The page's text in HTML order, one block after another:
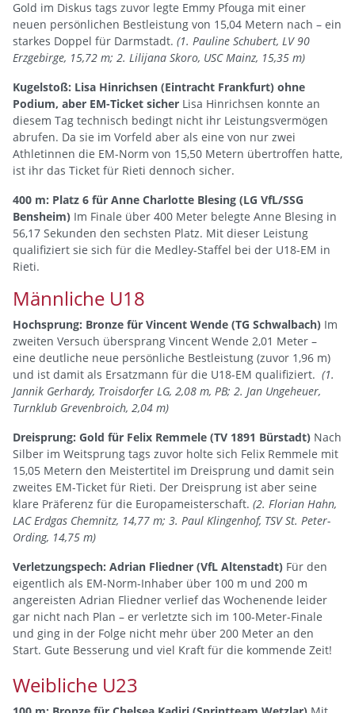
Gold im Diskus tags zuvor legte Emmy Pfouga mit einer
neuen persönlichen Bestleistung von 15,04 Metern nach – ein
starkes Doppel für Darmstadt. (1. Pauline Schubert, LV 90
Erzgebirge, 15,72 m; 2. Lilijana Skoro, USC Mainz, 15,35 m)
Kugelstoß: Lisa Hinrichsen (Eintracht Frankfurt) ohne
Podium, aber EM-Ticket sicher Lisa Hinrichsen konnte an
diesem Tag technisch bedingt nicht ihr Leistungsvermögen
abrufen. Da sie im Vorfeld aber als eine von nur zwei
Athletinnen die EM-Norm von 15,50 Metern übertroffen hatte,
ist ihr das Ticket für Rieti dennoch sicher.
400 m: Platz 6 für Anne Charlotte Blesing (LG VfL/SSG
Bensheim) Im Finale über 400 Meter belegte Anne Blesing in
56,17 Sekunden den sechsten Platz. Mit dieser Leistung
qualifiziert sie sich für die Medley-Staffel bei der U18-EM in
Rieti.
Männliche U18
Hochsprung: Bronze für Vincent Wende (TG Schwalbach) Im
zweiten Versuch übersprang Vincent Wende 2,01 Meter –
eine deutliche neue persönliche Bestleistung (zuvor 1,96 m)
und ist damit als Ersatzmann für die U18-EM qualifiziert. (1.
Jannik Gerhardy, Troisdorfer LG, 2,08 m, PB; 2. Jan Ungeheuer,
Turnklub Grevenbroich, 2,04 m)
Dreisprung: Gold für Felix Remmele (TV 1891 Bürstadt) Nach
Silber im Weitsprung tags zuvor holte sich Felix Remmele mit
15,05 Metern den Meistertitel im Dreisprung und damit sein
zweites EM-Ticket für Rieti. Der Dreisprung ist aber seine
klare Präferenz für die Europameisterschaft. (2. Florian Hahn,
LAC Erdgas Chemnitz, 14,77 m; 3. Paul Klingenhof, TSV St. Peter-
Ording, 14,75 m)
Verletzungspech: Adrian Fliedner (VfL Altenstadt) Für den
eigentlich als EM-Norm-Inhaber über 100 m und 200 m
angereisten Adrian Fliedner verlief das Wochenende leider
gar nicht nach Plan – er verletzte sich im 100-Meter-Finale
und ging in der Folge nicht mehr über 200 Meter an den
Start. Gute Besserung und viel Kraft für die kommende Zeit!
Weibliche U23